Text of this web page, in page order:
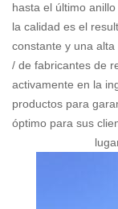
hasta el último
la calidad es el
constante y una
/ de fabricantes de
activamente en la
productos para
óptimo para sus